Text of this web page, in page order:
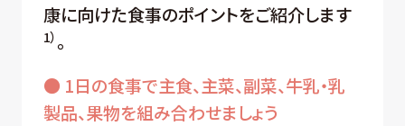
康に向けた食事のポイントをご紹介します
1）。
● 1日の食事で主食、主菜、副菜、牛乳・乳
製品、果物を組み合わせましょう